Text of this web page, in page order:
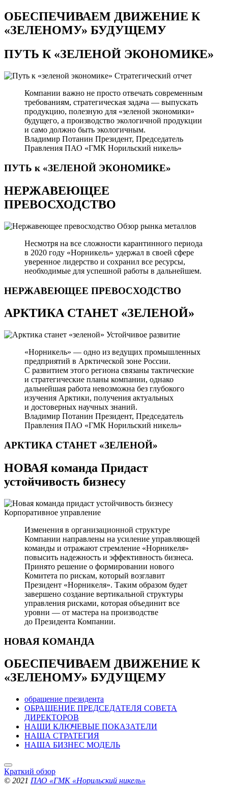
ОБЕСПЕЧИВАЕМ ДВИЖЕНИЕ К
«ЗЕЛЕНОМУ» БУДУЩЕМУ
ПУТЬ К«ЗЕЛЕНОЙ ЭКОНОМИКЕ»
Стратегический отчет
Компании важно не просто отвечать современным
требованиям, стратегическая задача — выпускать
продукцию, полезную для «зеленой экономики»
будущего, а производство экологичной продукции
и само должно быть экологичным.
Владимир Потанин Президент, Председатель
Правления ПАО «ГМК Норильский никель»
ПУТЬ к «ЗЕЛЕНОЙ ЭКОНОМИКЕ»
НЕРЖАВЕЮЩЕЕ
ПРЕВОСХОДСТВО
Обзор рынка металлов
Несмотря на все сложности карантинного периода
в 2020 году «Норникель» удержал в своей сфере
уверенное лидерство и сохранил все ресурсы,
необходимые для успешной работы в дальнейшем.
НЕРЖАВЕЮЩЕЕ ПРЕВОСХОДСТВО
АРКТИКА СТАНЕТ «ЗЕЛЕНОЙ»
Устойчивое развитие
«Норникель» — одно из ведущих промышленных
предприятий в Арктической зоне России.
С развитием этого региона связаны тактические
и стратегические планы компании, однако
дальнейшая работа невозможна без глубокого
изучения Арктики, получения актуальных
и достоверных научных знаний.
Владимир Потанин Президент, Председатель
Правления ПАО «ГМК Норильский никель»
АРКТИКА СТАНЕТ «ЗЕЛЕНОЙ»
НОВАЯ команда Придаст
устойчивость бизнесу
Корпоративное управление
Изменения в организационной структуре
Компании направлены на усиление управляющей
команды и отражают стремление «Норникеля»
повысить надежность и эффективность бизнеса.
Принято решение о формировании нового
Комитета по рискам, который возглавит
Президент «Норникеля». Таким образом будет
завершено создание вертикальной структуры
управления рисками, которая объединит все
уровни — от мастера на производстве
до Президента Компании.
НОВАЯ КОМАНДА
ОБЕСПЕЧИВАЕМ ДВИЖЕНИЕ К
«ЗЕЛЕНОМУ» БУДУЩЕМУ
обращение президента
ОБРАЩЕНИЕ ПРЕДСЕДАТЕЛЯ СОВЕТА
ДИРЕКТОРОВ
НАШИ КЛЮЧЕВЫЕ ПОКАЗАТЕЛИ
НАША СТРАТЕГИЯ
НАША БИЗНЕС МОДЕЛЬ
Краткий обзор
© 2021 ПАО «ГМК «Норильский никель»